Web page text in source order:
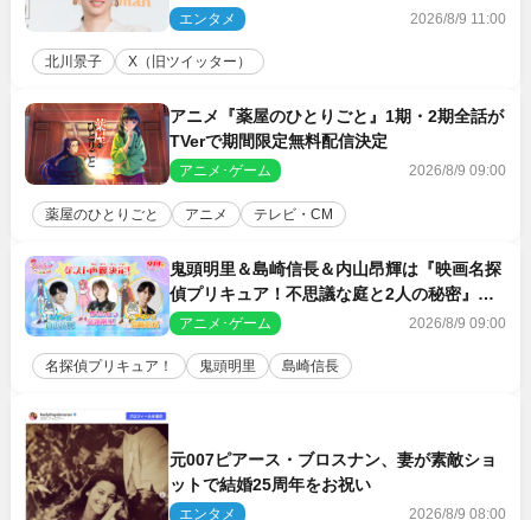
エンタメ 2026/8/9 11:00
北川景子 X（旧ツイッター）
アニメ『薬屋のひとりごと』1期・2期全話が
TVerで期間限定無料配信決定
アニメ･ゲーム 2026/8/9 09:00
薬屋のひとりごと アニメ テレビ・CM
鬼頭明里＆島崎信長＆内山昂輝は『映画名探
偵プリキュア！不思議な庭と2人の秘密』ゲ
スト声優に決定
アニメ･ゲーム 2026/8/9 09:00
名探偵プリキュア！ 鬼頭明里 島崎信長
元007ピアース・ブロスナン、妻が素敵ショ
ットで結婚25周年をお祝い
エンタメ 2026/8/9 08:00